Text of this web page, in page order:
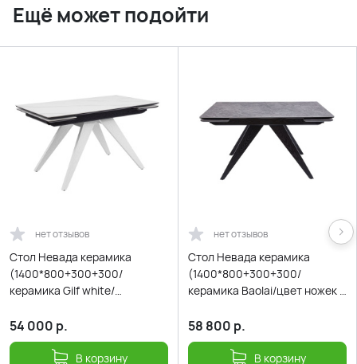
Ещё может подойти
нет отзывов
Стол Невада керамика
(1400*800+300+300/
керамика Gilf white/
белый)
54 000 р.
В корзину
нет отзывов
Стол Невада керамика
(1400*800+300+300/
керамика Baolai/цвет ножек и
58 800 р.
В корзину